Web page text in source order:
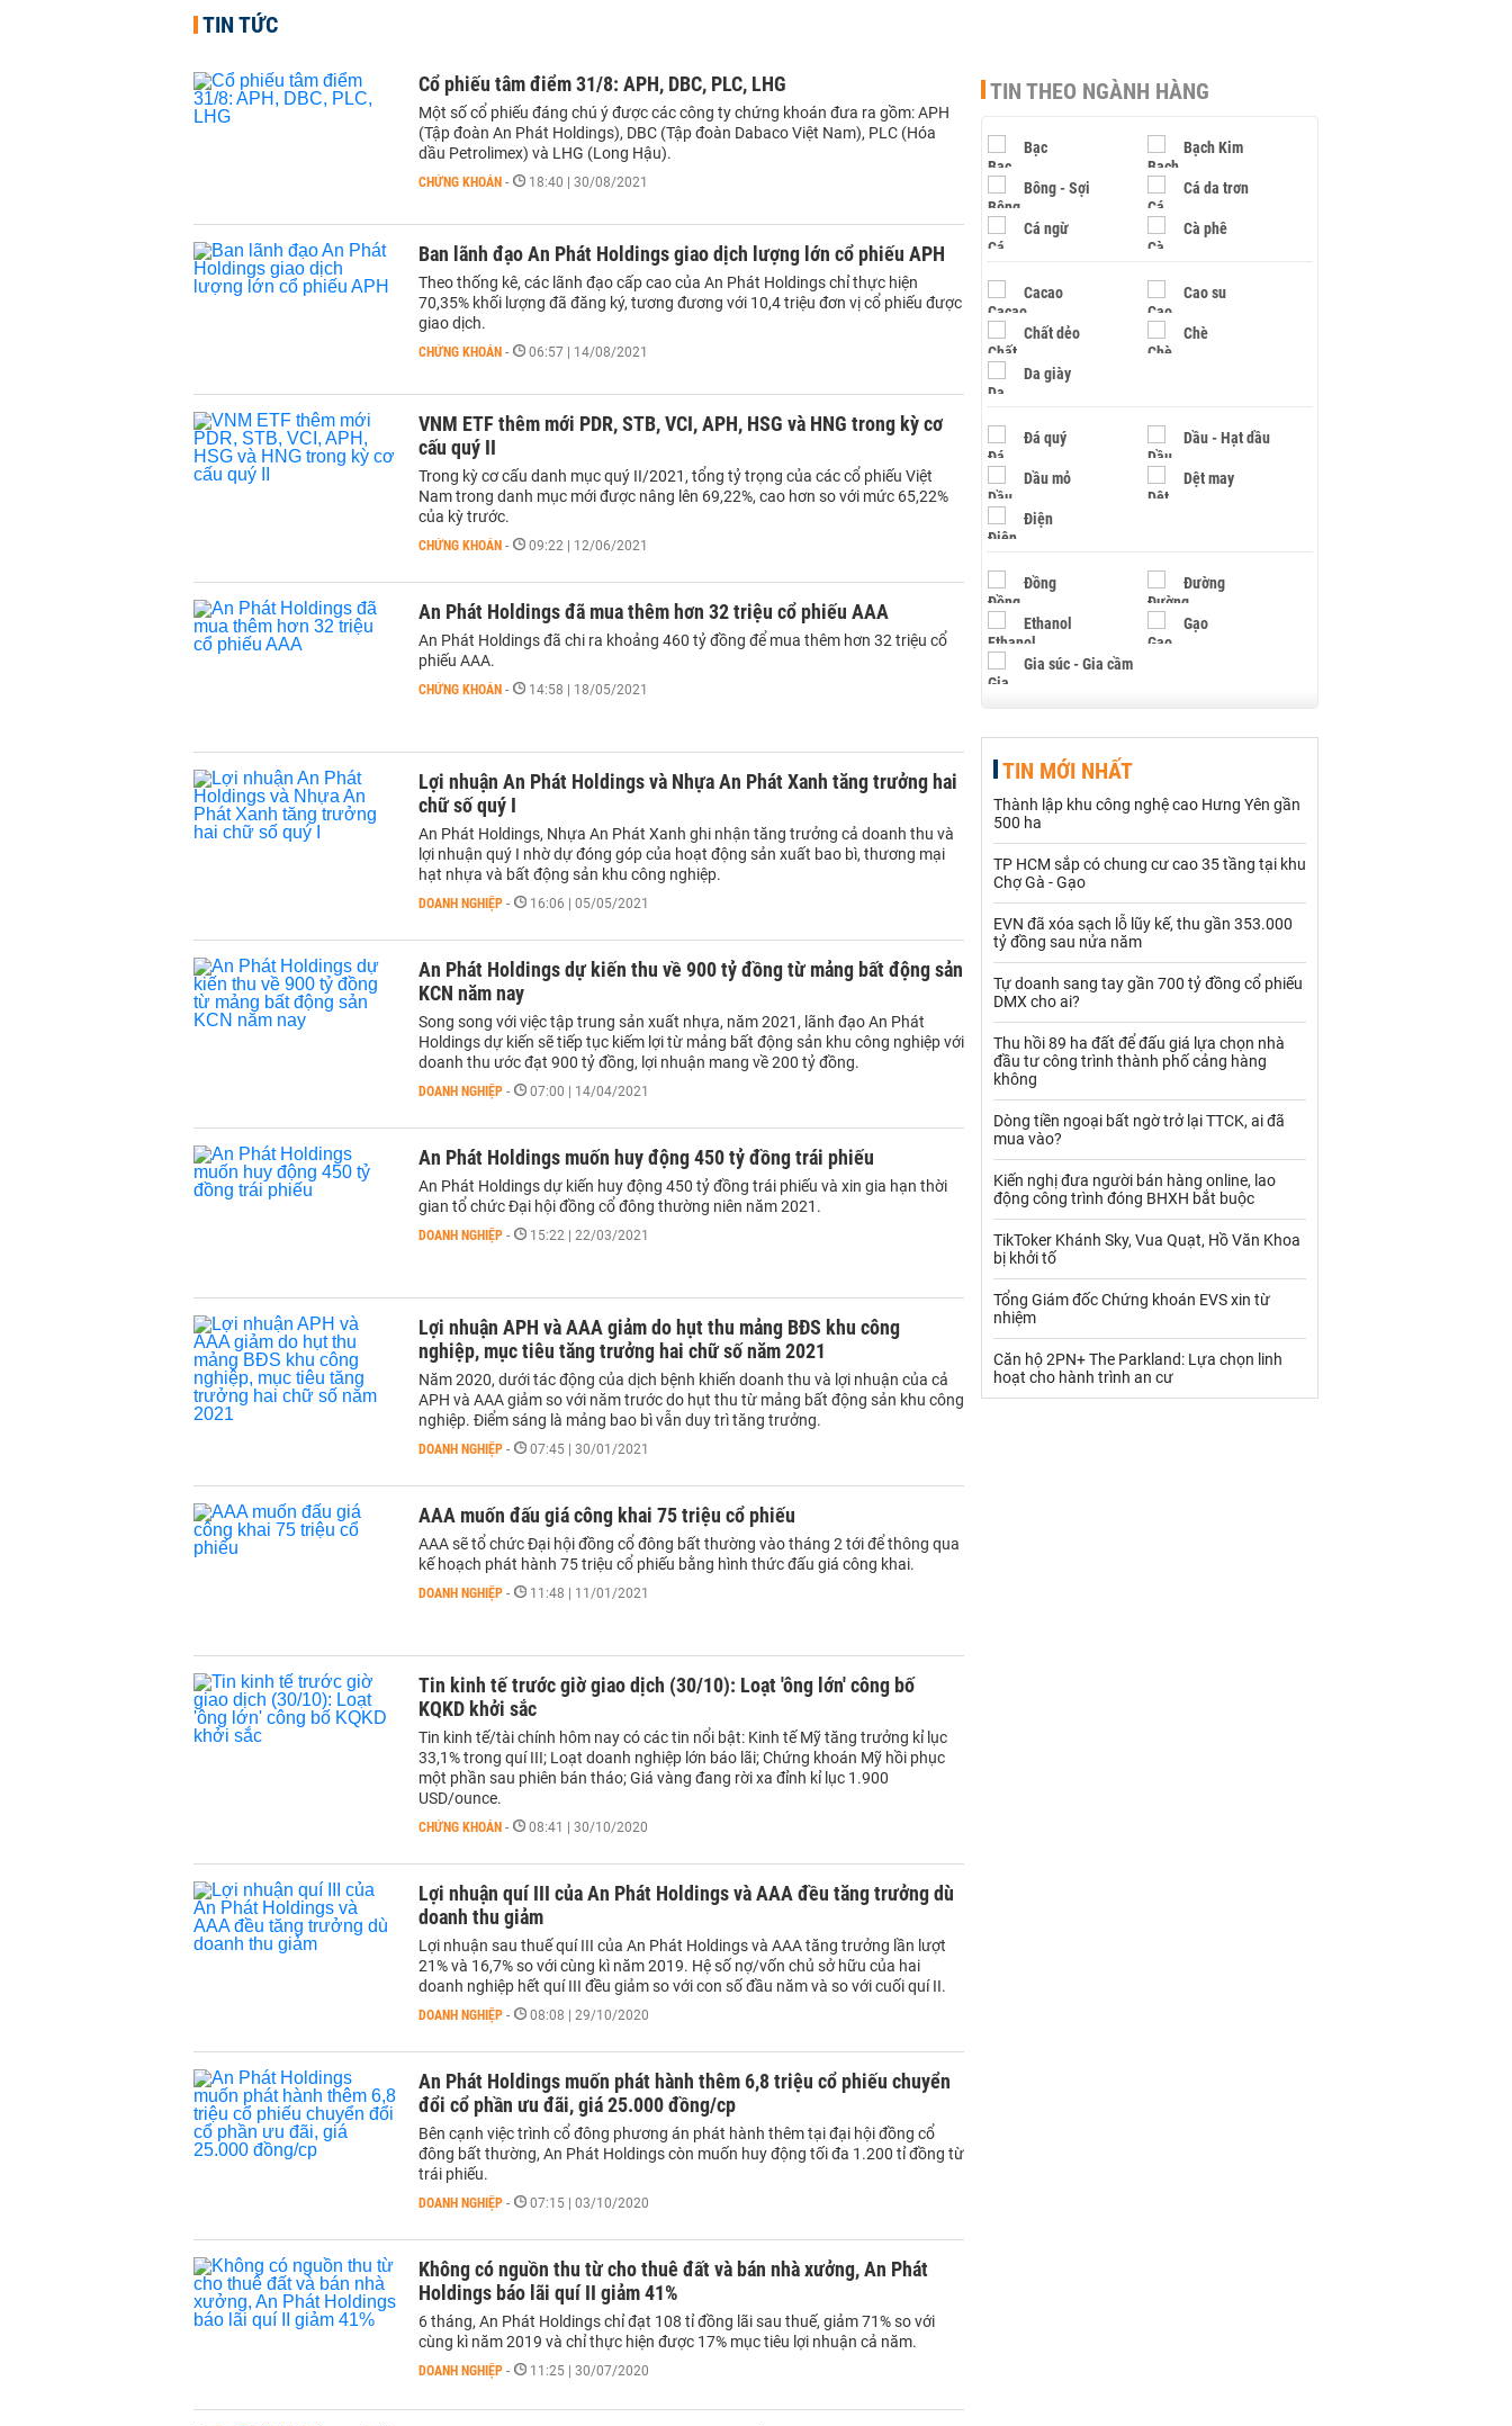
TIN TỨC
Cổ phiếu tâm điểm 31/8: APH, DBC, PLC, LHG
Một số cổ phiếu đáng chú ý được các công ty chứng khoán đưa ra gồm: APH
(Tập đoàn An Phát Holdings), DBC (Tập đoàn Dabaco Việt Nam), PLC (Hóa
dầu Petrolimex) và LHG (Long Hậu).
CHỨNG KHOÁN - 18:40 | 30/08/2021
Ban lãnh đạo An Phát Holdings giao dịch lượng lớn cổ phiếu APH
Theo thống kê, các lãnh đạo cấp cao của An Phát Holdings chỉ thực hiện
70,35% khối lượng đã đăng ký, tương đương với 10,4 triệu đơn vị cổ phiếu được
giao dịch.
CHỨNG KHOÁN - 06:57 | 14/08/2021
VNM ETF thêm mới PDR, STB, VCI, APH, HSG và HNG trong kỳ cơ
cấu quý II
Trong kỳ cơ cấu danh mục quý II/2021, tổng tỷ trọng của các cổ phiếu Việt
Nam trong danh mục mới được nâng lên 69,22%, cao hơn so với mức 65,22%
của kỳ trước.
CHỨNG KHOÁN - 09:22 | 12/06/2021
An Phát Holdings đã mua thêm hơn 32 triệu cổ phiếu AAA
An Phát Holdings đã chi ra khoảng 460 tỷ đồng để mua thêm hơn 32 triệu cổ
phiếu AAA.
CHỨNG KHOÁN - 14:58 | 18/05/2021
Lợi nhuận An Phát Holdings và Nhựa An Phát Xanh tăng trưởng hai
chữ số quý I
An Phát Holdings, Nhựa An Phát Xanh ghi nhận tăng trưởng cả doanh thu và
lợi nhuận quý I nhờ dự đóng góp của hoạt động sản xuất bao bì, thương mại
hạt nhựa và bất động sản khu công nghiệp.
DOANH NGHIỆP - 16:06 | 05/05/2021
An Phát Holdings dự kiến thu về 900 tỷ đồng từ mảng bất động sản
KCN năm nay
Song song với việc tập trung sản xuất nhựa, năm 2021, lãnh đạo An Phát
Holdings dự kiến sẽ tiếp tục kiếm lợi từ mảng bất động sản khu công nghiệp với
doanh thu ước đạt 900 tỷ đồng, lợi nhuận mang về 200 tỷ đồng.
DOANH NGHIỆP - 07:00 | 14/04/2021
An Phát Holdings muốn huy động 450 tỷ đồng trái phiếu
An Phát Holdings dự kiến huy động 450 tỷ đồng trái phiếu và xin gia hạn thời
gian tổ chức Đại hội đồng cổ đông thường niên năm 2021.
DOANH NGHIỆP - 15:22 | 22/03/2021
Lợi nhuận APH và AAA giảm do hụt thu mảng BĐS khu công
nghiệp, mục tiêu tăng trưởng hai chữ số năm 2021
Năm 2020, dưới tác động của dịch bệnh khiến doanh thu và lợi nhuận của cả
APH và AAA giảm so với năm trước do hụt thu từ mảng bất động sản khu công
nghiệp. Điểm sáng là mảng bao bì vẫn duy trì tăng trưởng.
DOANH NGHIỆP - 07:45 | 30/01/2021
AAA muốn đấu giá công khai 75 triệu cổ phiếu
AAA sẽ tổ chức Đại hội đồng cổ đông bất thường vào tháng 2 tới để thông qua
kế hoạch phát hành 75 triệu cổ phiếu bằng hình thức đấu giá công khai.
DOANH NGHIỆP - 11:48 | 11/01/2021
Tin kinh tế trước giờ giao dịch (30/10): Loạt 'ông lớn' công bố
KQKD khởi sắc
Tin kinh tế/tài chính hôm nay có các tin nổi bật: Kinh tế Mỹ tăng trưởng kỉ lục
33,1% trong quí III; Loạt doanh nghiệp lớn báo lãi; Chứng khoán Mỹ hồi phục
một phần sau phiên bán tháo; Giá vàng đang rời xa đỉnh kỉ lục 1.900
USD/ounce.
CHỨNG KHOÁN - 08:41 | 30/10/2020
Lợi nhuận quí III của An Phát Holdings và AAA đều tăng trưởng dù
doanh thu giảm
Lợi nhuận sau thuế quí III của An Phát Holdings và AAA tăng trưởng lần lượt
21% và 16,7% so với cùng kì năm 2019. Hệ số nợ/vốn chủ sở hữu của hai
doanh nghiệp hết quí III đều giảm so với con số đầu năm và so với cuối quí II.
DOANH NGHIỆP - 08:08 | 29/10/2020
An Phát Holdings muốn phát hành thêm 6,8 triệu cổ phiếu chuyển
đổi cổ phần ưu đãi, giá 25.000 đồng/cp
Bên cạnh việc trình cổ đông phương án phát hành thêm tại đại hội đồng cổ
đông bất thường, An Phát Holdings còn muốn huy động tối đa 1.200 tỉ đồng từ
trái phiếu.
DOANH NGHIỆP - 07:15 | 03/10/2020
Không có nguồn thu từ cho thuê đất và bán nhà xưởng, An Phát
Holdings báo lãi quí II giảm 41%
6 tháng, An Phát Holdings chỉ đạt 108 tỉ đồng lãi sau thuế, giảm 71% so với
cùng kì năm 2019 và chỉ thực hiện được 17% mục tiêu lợi nhuận cả năm.
DOANH NGHIỆP - 11:25 | 30/07/2020
TIN THEO NGÀNH HÀNG
Bạc Bạch Kim
Bông - Sợi Cá da trơn
Cá ngừ Cà phê
Cacao Cao su
Chất dẻo Chè
Da giày
Đá quý Dầu - Hạt dầu
Dầu mỏ Dệt may
Điện
Đồng Đường
Ethanol Gạo
Gia súc - Gia cầm
Hạt điều
Khí đốt
Kim loại khác Mắc ca
Muối Ngũ cốc
Nhựa - Hạt nhựa
Palladium Phân bón
Rau - Củ -Quả Sắt thép
Sữa
Than Thức ăn chăn nuôi
Thủy hải sản khác Tôm
Vàng
VLXD khác Xăng dầu
Xi măng - Clynker
TIN MỚI NHẤT
Thành lập khu công nghệ cao Hưng Yên gần
500 ha
TP HCM sắp có chung cư cao 35 tầng tại khu
Chợ Gà - Gạo
EVN đã xóa sạch lỗ lũy kế, thu gần 353.000
tỷ đồng sau nửa năm
Tự doanh sang tay gần 700 tỷ đồng cổ phiếu
DMX cho ai?
Thu hồi 89 ha đất để đấu giá lựa chọn nhà
đầu tư công trình thành phố cảng hàng
không
Dòng tiền ngoại bất ngờ trở lại TTCK, ai đã
mua vào?
Kiến nghị đưa người bán hàng online, lao
động công trình đóng BHXH bắt buộc
TikToker Khánh Sky, Vua Quạt, Hồ Văn Khoa
bị khởi tố
Tổng Giám đốc Chứng khoán EVS xin từ
nhiệm
Căn hộ 2PN+ The Parkland: Lựa chọn linh
hoạt cho hành trình an cư